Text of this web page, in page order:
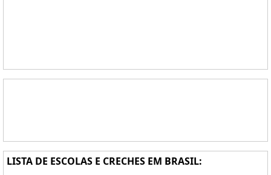
LISTA DE ESCOLAS E CRECHES EM BRASIL: